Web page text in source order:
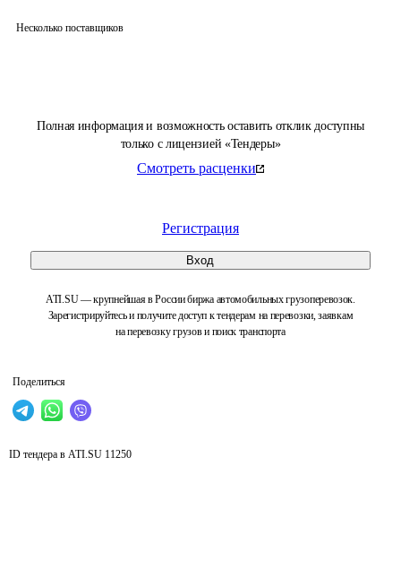
Полная информация и возможность оставить отклик доступны
только с лицензией «Тендеры»
Смотреть расценки
Регистрация
Вход
ATI.SU — крупнейшая в России биржа автомобильных грузоперевозок.
Зарегистрируйтесь и получите доступ к тендерам на перевозки, заявкам
на перевозку грузов и поиск транспорта
Поделиться
Несколько поставщиков
ID тендера в ATI.SU 11250